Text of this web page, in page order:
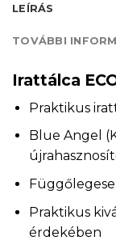
LEÍRÁS
TOVÁBBI
Irattálca
Praktikus
Blue Angel
Praktikus
érdekében